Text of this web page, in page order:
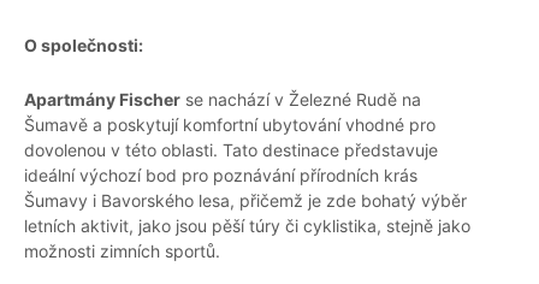
O společnosti:
Apartmány Fischer se nachází v Železné Rudě na
Šumavě a poskytují komfortní ubytování vhodné pro
dovolenou v této oblasti. Tato destinace představuje
ideální výchozí bod pro poznávání přírodních krás
Šumavy i Bavorského lesa, přičemž je zde bohatý výběr
letních aktivit, jako jsou pěší túry či cyklistika, stejně jako
možnosti zimních sportů.